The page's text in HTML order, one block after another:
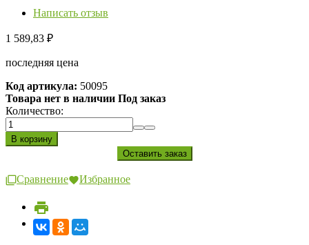
Написать отзыв
1 589,83 ₽
последняя цена
Код артикула: 50095
Товара нет в наличии Под заказ
Количество:
Сравнение Избранное